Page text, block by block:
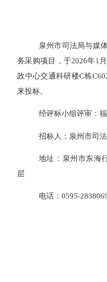
泉州市司法局与媒
务采购项目，于2026年1
政中心交通科研楼C栋
来投标。
经评标小组评审：
招标人：泉州市司
地址：泉州市东海
层
电话：0595-